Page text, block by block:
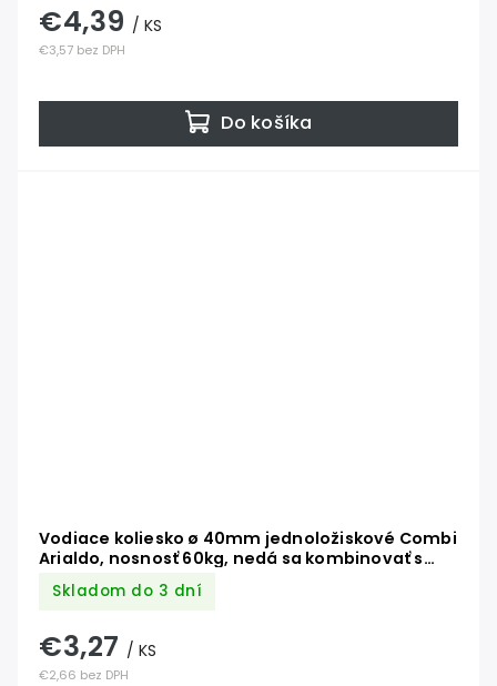
€3,57 bez DPH
€4,39 / KS
Do košíka
Vodiace koliesko ø 40mm jednoložiskové Combi
Arialdo, nosnosť 60kg, nedá sa kombinovať s
Skladom do 3 dní
€2,66 bez DPH
€3,27 / KS